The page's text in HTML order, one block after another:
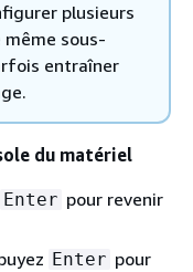
plusieurs
sous-
entraîner
du matériel
Enter pour revenir
Enter pour